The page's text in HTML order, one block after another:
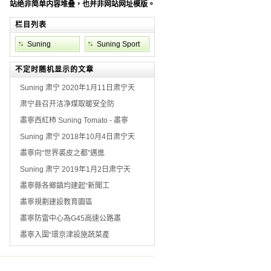
站绝非简单内容堆叠，也并非网站网址模版。
栏目列表
Suning
Weather
Suning Sport
不定时随机显示的文章
Suning 肃宁 2020年1月11日肃宁天
肃宁县召开洁净煤取暖安全防
肅寧西紅柿 Suning Tomato - 肅寧
Suning 肃宁 2018年10月4日肃宁天
肅寧向“世界裘皮之都”邁進
Suning 肃宁 2019年1月2日肃宁天
肅寧縣各鄉鎮均建起“新聞工
肅寧規劃建設教育園區
肅寧防雷中心為G45高速公路肅
肅寧入圍“環京津設施蔬菜產